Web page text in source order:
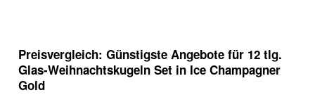
Preisvergleich: Günstigste Angebote für 12 tlg.
Glas-Weihnachtskugeln Set in Ice Champagner
Gold